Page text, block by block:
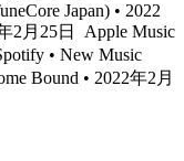
Japan) • 2022
2月25日
Apple Music
• New Music
Bound • 2022年2月